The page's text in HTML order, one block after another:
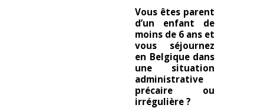
Vous êtes parent
d’un enfant de
moins de 6 ans et
vous séjournez
en Belgique dans
une situation
administrative
précaire ou
irrégulière ?